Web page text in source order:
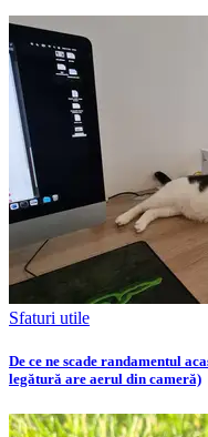
Sfaturi utile
De ce ne scade randamentul
legătură are aerul din cameră)